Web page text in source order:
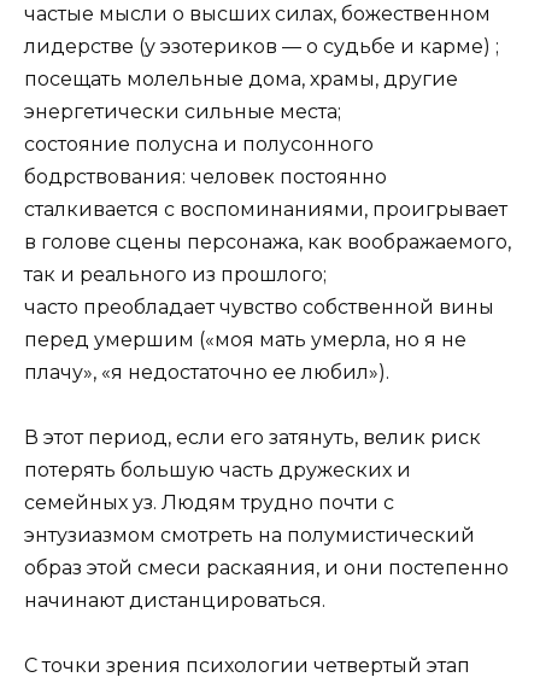
частые мысли о высших силах, божественном
лидерстве (у эзотериков — о судьбе и карме) ;
посещать молельные дома, храмы, другие
энергетически сильные места;
состояние полусна и полусонного
бодрствования: человек постоянно
сталкивается с воспоминаниями, проигрывает
в голове сцены персонажа, как воображаемого,
так и реального из прошлого;
часто преобладает чувство собственной вины
перед умершим («моя мать умерла, но я не
плачу», «я недостаточно ее любил»).
В этот период, если его затянуть, велик риск
потерять большую часть дружеских и
семейных уз. Людям трудно почти с
энтузиазмом смотреть на полумистический
образ этой смеси раскаяния, и они постепенно
начинают дистанцироваться.
С точки зрения психологии четвертый этап